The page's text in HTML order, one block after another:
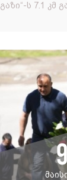
გაზი“-ს 7.1 კმ